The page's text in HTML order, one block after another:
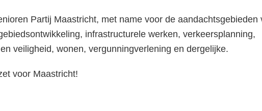
Partij Maastricht, met name voor de aandachtsgebieden
infrastructurele werken, verkeersplanning,
veiligheid, wonen, vergunningverlening en dergelijke.
voor Maastricht!